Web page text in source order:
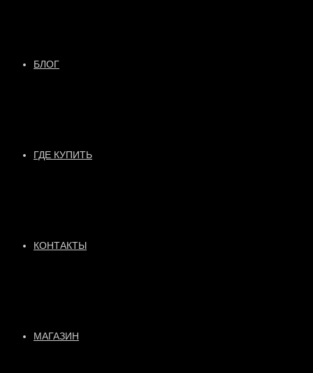
БЛОГ
ГДЕ КУПИТЬ
КОНТАКТЫ
МАГАЗИН